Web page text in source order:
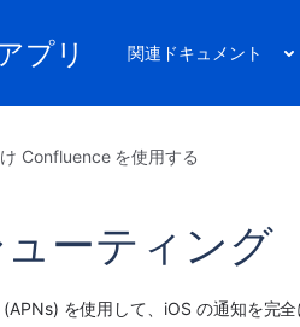
プリ 関連ドキュメント
Confluence を使用する
ーティング
を使用して、iOS の通知を完